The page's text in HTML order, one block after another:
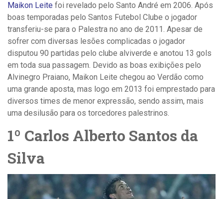
Maikon Leite foi revelado pelo Santo André em 2006. Após
boas temporadas pelo Santos Futebol Clube o jogador
transferiu-se para o Palestra no ano de 2011. Apesar de
sofrer com diversas lesões complicadas o jogador
disputou 90 partidas pelo clube alviverde e anotou 13 gols
em toda sua passagem. Devido as boas exibições pelo
Alvinegro Praiano, Maikon Leite chegou ao Verdão como
uma grande aposta, mas logo em 2013 foi emprestado para
diversos times de menor expressão, sendo assim, mais
uma desilusão para os torcedores palestrinos.
1º Carlos Alberto Santos da
Silva